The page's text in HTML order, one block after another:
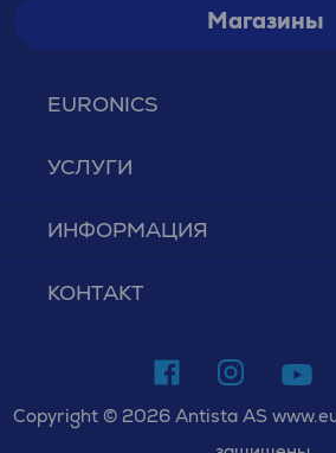
EURONICS
УСЛУГИ
ИНФОРМАЦИЯ
КОНТАКТ
Магазины
Copyright © 2026 Antista AS